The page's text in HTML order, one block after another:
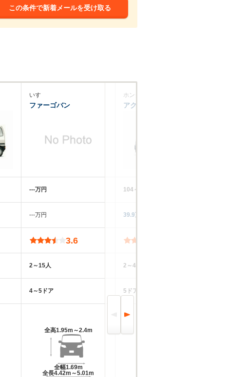
この条件で新着メールを受け取る
いすゞ
ファーゴバン
‐‐‐万円
‐‐‐万円
3.6
2～15人
4～5ドア
全高1.95m～2.4m
全幅1.69m
全長4.42m～5.01m
ホンダ
アクティバン
104～135.5万円
39.9万円
2～4人
5ドア